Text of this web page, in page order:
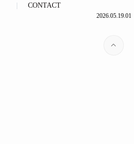
CONTACT
2026.05.19.01